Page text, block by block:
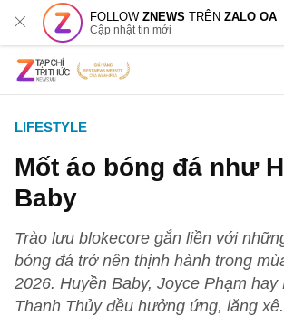
FOLLOWZNEWS TRÊNZALO OA
Cập nhật tin mới
LIFESTYLE
Mốt áo bóng đá như
Baby
Trào lưu blokecore gắn liền với
bóng đá trở nên thịnh hành trong
2026. Huyền Baby, Joyce Phạm hay
Thanh Thủy đều hưởng ứng, lăng xê.